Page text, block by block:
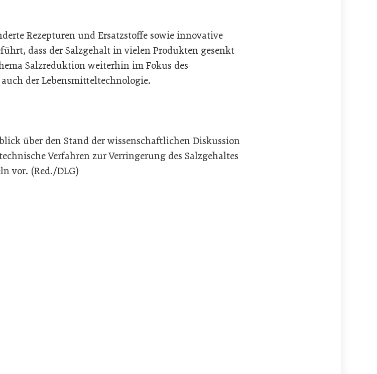
Rezepturen und Ersatzstoffe sowie innovative
dass der Salzgehalt in vielen Produkten gesenkt
Salzreduktion weiterhin im Fokus des
der Lebensmitteltechnologie.
über den Stand der wissenschaftlichen Diskussion
Verfahren zur Verringerung des Salzgehaltes
vor. (Red./DLG)